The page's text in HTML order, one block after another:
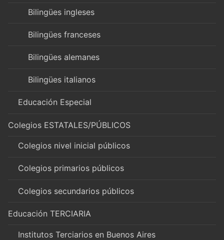
Bilingües ingleses
Bilingües franceses
Bilingües alemanes
Bilingües italianos
Educación Especial
Colegios ESTATALES/PÚBLICOS
Colegios nivel inicial públicos
Colegios primarios públicos
Colegios secundarios públicos
Educación TERCIARIA
Institutos Terciarios en Buenos Aires